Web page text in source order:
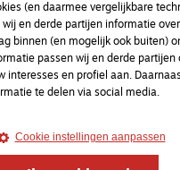
5827 86
(en daarmee vergelijkbare
wij en derde partijen informatie
binnen (en mogelijk ook buiten)
passen wij en derde partijen
interesses en profiel aan.
te delen via social media.
Cookie instellingen aanpassen